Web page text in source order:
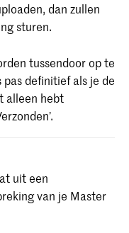
dan zullen
sturen.
tussendoor op te
pas definitief als je de
alleen hebt
uit een
van je Master